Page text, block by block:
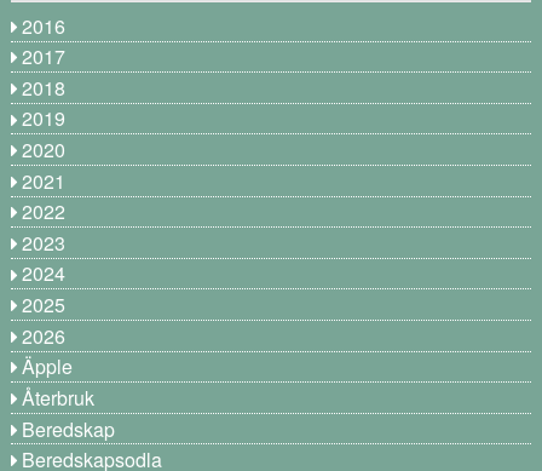
2016
2017
2018
2019
2020
2021
2022
2023
2024
2025
2026
Äpple
Återbruk
Beredskap
Beredskapsodla